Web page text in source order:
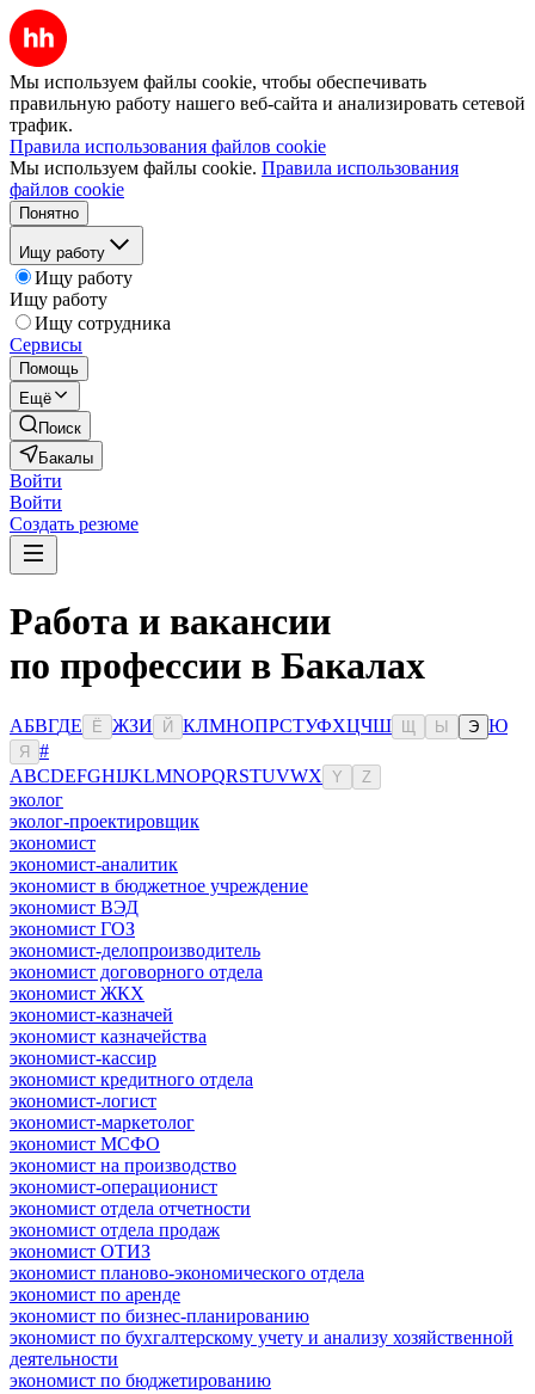
Мы используем файлы cookie, чтобы обеспечивать
правильную работу нашего веб-сайта и анализировать сетевой
трафик.
Правила использования файлов cookie
Мы используем файлы cookie. Правила использования
файлов cookie
Понятно
Ищу работу
Ищу работу
Ищу работу
Ищу сотрудника
Сервисы
Помощь
Ещё
Поиск
Бакалы
Войти
Войти
Создать резюме
Работа и вакансии
по профессии в Бакалах
АБВГДЕ Ё ЖЗИ Й КЛМНОПРСТУФХЦЧШ Ы Э Ю
Я
#
ABCDEFGHIJKLMNOPQRSTUVWX Y Z
эколог
эколог-проектировщик
экономист
экономист-аналитик
экономист в бюджетное учреждение
экономист ВЭД
экономист ГОЗ
экономист-делопроизводитель
экономист договорного отдела
экономист ЖКХ
экономист-казначей
экономист казначейства
экономист-кассир
экономист кредитного отдела
экономист-логист
экономист-маркетолог
экономист МСФО
экономист на производство
экономист-операционист
экономист отдела отчетности
экономист отдела продаж
экономист ОТИЗ
экономист планово-экономического отдела
экономист по аренде
экономист по бизнес-планированию
экономист по бухгалтерскому учету и анализу хозяйственной
деятельности
экономист по бюджетированию